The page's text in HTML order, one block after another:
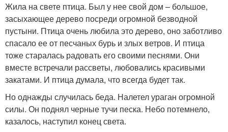
Жила на свете птица. Был у нее свой дом – большое,
засыхающее дерево посреди огромной безводной
пустыни. Птица очень любила это дерево, оно заботливо
спасало ее от песчаных бурь и злых ветров. И птица
тоже старалась радовать его своими песнями. Они
вместе встречали рассветы, любовались красивыми
закатами. И птица думала, что всегда будет так.
Но однажды случилась беда. Налетел ураган огромной
силы. Он поднял черные тучи песка. Небо потемнело,
казалось, наступил конец света.